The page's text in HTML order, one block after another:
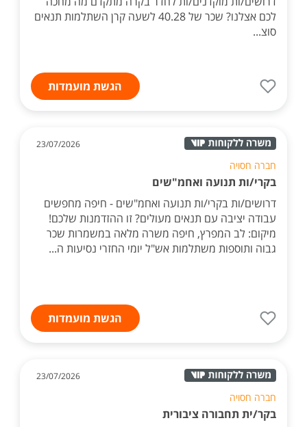
לכם אצלנו? שכר של 40.28 לשעה קרן השתלמות תנאים
סוצ...
הגשת מועמדות
23/07/2026
חברה חסויה
בקרי/ות תנועה ואחמ"שים
דרושים/ות בקרי/ות תנועה ואחמ"שים - חיפה מחפשים
עבודה יציבה עם תנאים מעולים? זו ההזדמנות שלכם!
מיקום: לב המפרץ, חיפה משרה מלאה במשמרות שכר
גבוה ותוספות משתלמות אש"ל יומי החזרי נסיעות ה...
הגשת מועמדות
23/07/2026
חברה חסויה
בקר/ית תחבורה ציבורית